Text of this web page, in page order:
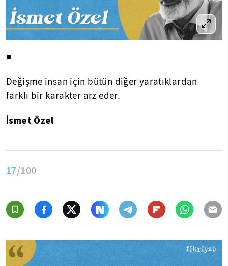
◾
Değişme insan için bütün diğer yaratıklardan
farklı bir karakter arz eder.
İsmet Özel
17/100